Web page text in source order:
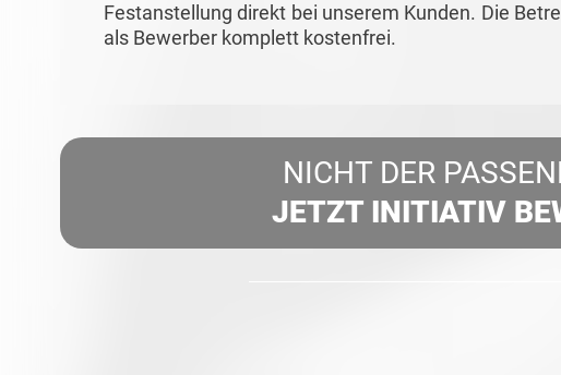
Festanstellung direkt bei unserem Kunden. Die
als Bewerber komplett kostenfrei.
NICHT DER
JETZT INITIATIV